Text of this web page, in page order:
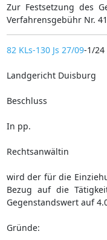
Zur Festsetzung des
Verfahrensgebühr Nr.
82 KLs-130 Js 27/09-1/24
Landgericht Duisburg
Beschluss
In pp.
Rechtsanwältin
wird der für die
Bezug auf die
Gegenstandswert auf
Gründe: